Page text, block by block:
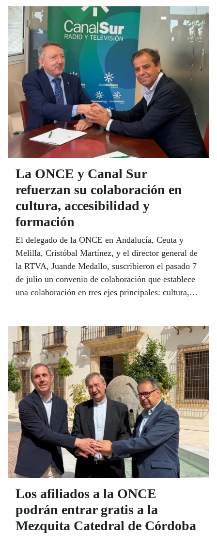
estado presentado el delegado de la ONCE en
Andalucía, Ceuta y Melilla, Cristóbal Martínez en
las ocho capitales andaluzas, en Sevilla junto a la
presidenta del Consejo Territorial de la ONCE,
Isabel Viruet.
La ONCE y Canal Sur
refuerzan su colaboración en
cultura, accesibilidad y
formación
El delegado de la ONCE en Andalucía, Ceuta y
Melilla, Cristóbal Martínez, y el director general de
la RTVA, Juande Medallo, suscribieron el pasado 7
de julio un convenio de colaboración que establece
una colaboración en tres ejes principales: cultura,
Responsabilidad Social Corporativa que la RTVA
desarrolla.
Los afiliados a la ONCE
podrán entrar gratis a la
Mezquita Catedral de Córdoba